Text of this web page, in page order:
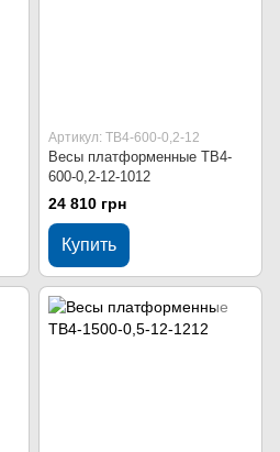
Артикул: ТВ4-600-0,2-12
Весы платформенные ТВ4-
600-0,2-12-1012
24 810 грн
Купить